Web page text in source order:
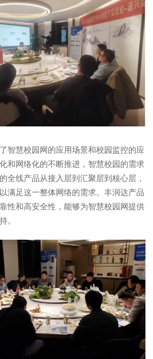
智慧校园网的应用场景和校园监控的应
和网络化的不断推进，智慧校园的需求
全线产品从接入层到汇聚层到核心层，
满足这一整体网络的需求。丰润达产品
性和高安全性，能够为智慧校园网提供
。